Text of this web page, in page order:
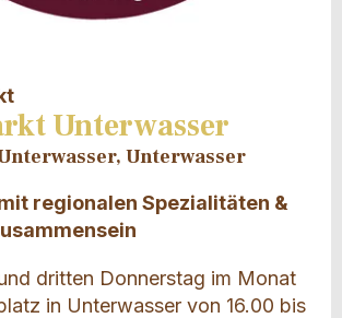
Unterwasser
Unterwasser
regionalen Spezialitäten &
dritten Donnerstag im Monat
in Unterwasser von 16.00 bis